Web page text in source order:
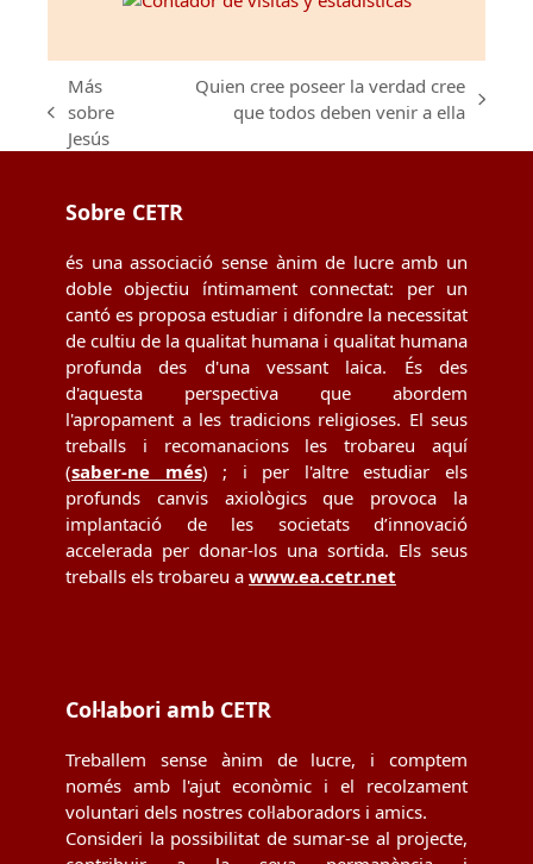
previous
post:
Más
sobre
Jesús
Quien cree poseer la verdad cree
que todos deben venir a ella
Sobre CETR
és una associació sense ànim de lucre amb un
doble objectiu íntimament connectat: per un
cantó es proposa estudiar i difondre la necessitat
de cultiu de la qualitat humana i qualitat humana
profunda des d'una vessant laica. És des
d'aquesta perspectiva que abordem
l'apropament a les tradicions religioses. El seus
treballs i recomanacions les trobareu aquí
(saber-ne més) ; i per l'altre estudiar els
profunds canvis axiològics que provoca la
implantació de les societats d’innovació
accelerada per donar-los una sortida. Els seus
treballs els trobareu a www.ea.cetr.net
Col·labori amb CETR
Treballem sense ànim de lucre, i comptem
només amb l'ajut econòmic i el recolzament
voluntari dels nostres col·laboradors i amics.
Consideri la possibilitat de sumar-se al projecte,